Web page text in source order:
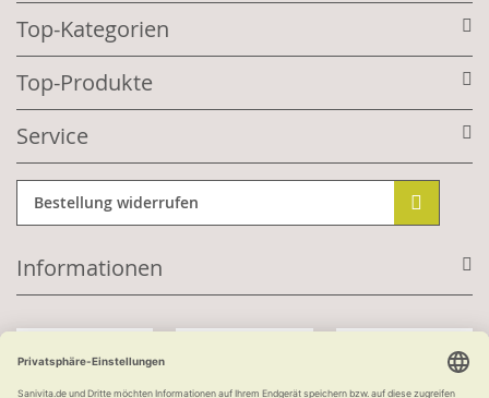
Top-Kategorien
Top-Produkte
Service
Bestellung widerrufen
Informationen